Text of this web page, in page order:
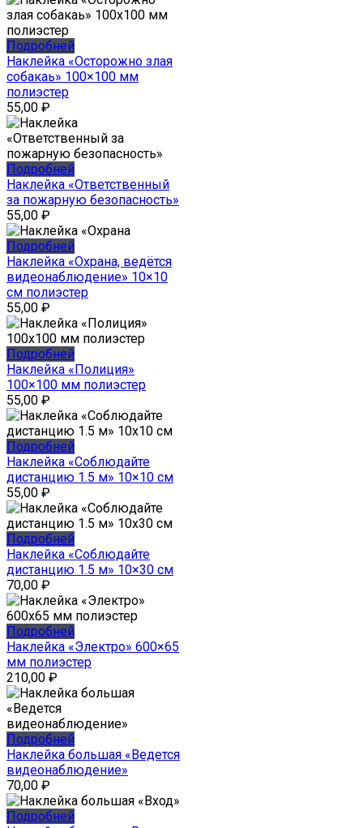
Подробней
Наклейка «Осторожно злая
собакаь» 100×100 мм
полиэстер
55,00 ₽
Подробней
Наклейка «Ответственный
за пожарную безопасность»
55,00 ₽
Подробней
Наклейка «Охрана, ведётся
видеонаблюдение» 10×10
см полиэстер
55,00 ₽
Подробней
Наклейка «Полиция»
100×100 мм полиэстер
55,00 ₽
Подробней
Наклейка «Соблюдайте
дистанцию 1.5 м» 10×10 см
55,00 ₽
Подробней
Наклейка «Соблюдайте
дистанцию 1.5 м» 10×30 см
70,00 ₽
Подробней
Наклейка «Электро» 600×65
мм полиэстер
210,00 ₽
Подробней
Наклейка большая «Ведется
видеонаблюдение»
70,00 ₽
Подробней